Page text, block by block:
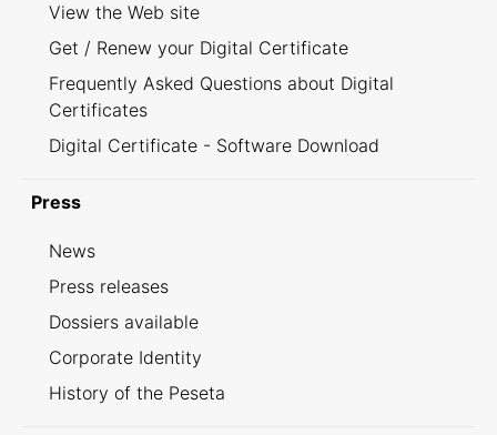
View the Web site
Get / Renew your Digital Certificate
Frequently Asked Questions about Digital
Certificates
Digital Certificate - Software Download
Press
News
Press releases
Dossiers available
Corporate Identity
History of the Peseta